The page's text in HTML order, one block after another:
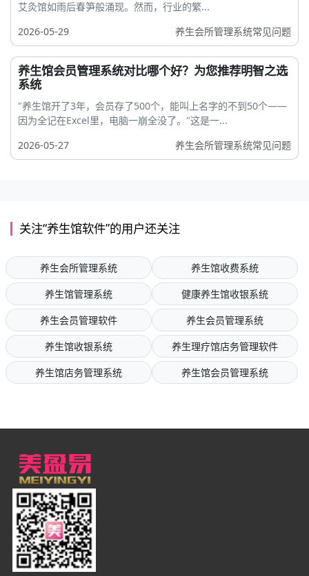
艾灸馆如雨后春笋般涌现。然而，行业的繁...
2026-05-29
养生会所管理系统常见问题
养生馆会员管理系统对比哪个好？为您推荐明智之选
系统
"养生馆开了3年，会员存了500个，能叫上名字的不到50个——
因为全记在Excel里，电脑一崩全没了。"这是一...
2026-05-27
养生会所管理系统常见问题
关注“养生馆软件”的用户还关注
养生会所管理系统
养生馆收费系统
养生馆管理系统
健康养生馆收银系统
养生会员管理软件
养生会员管理系统
养生馆收银系统
养生理疗馆店务管理软件
养生馆店务管理系统
养生馆会员管理系统